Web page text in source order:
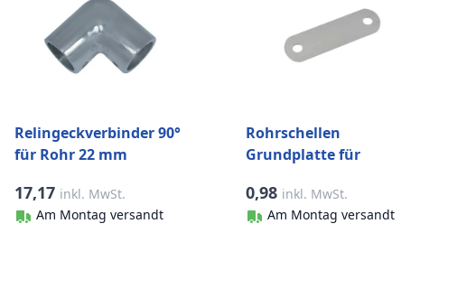
Relingeckverbinder 90°
für Rohr 22 mm
17,17 inkl. MwSt.
Am Montag versandt
Rohrschellen
Grundplatte für
Edelstahl-316 (A4)
0,98 inkl. MwSt.
Am Montag versandt